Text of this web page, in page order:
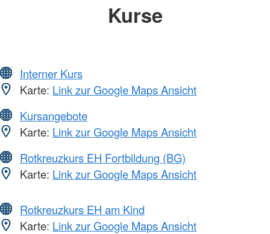
Kurse
Interner Kurs
Karte: Link zur Google Maps Ansicht
Kursangebote
Karte: Link zur Google Maps Ansicht
Rotkreuzkurs EH Fortbildung (BG)
Karte: Link zur Google Maps Ansicht
Rotkreuzkurs EH am Kind
Karte: Link zur Google Maps Ansicht